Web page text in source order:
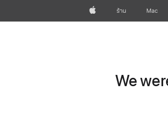
Appleร้าน Mac
We